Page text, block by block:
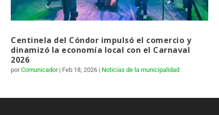
Centinela del Cóndor impulsó el comercio y
dinamizó la economía local con el Carnaval
2026
porComunicador| Feb 18, 2026 | Noticias de la municipalidad